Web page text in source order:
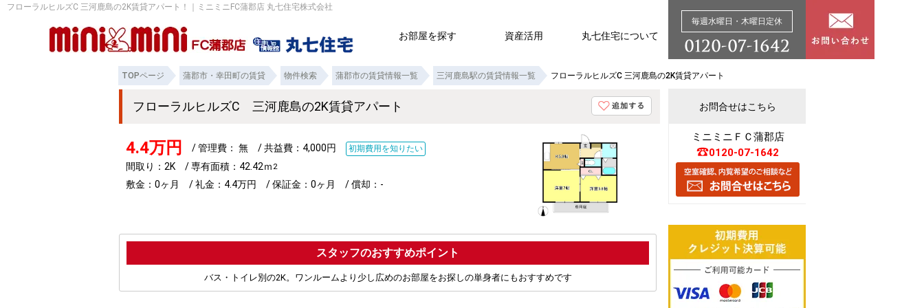
フローラルヒルズC 三河鹿島の2K賃貸アパート！｜ミニミニFC蒲郡店 丸七住宅株式会社
お部屋を探す 資産活用 丸七住宅について
毎週水曜日・木曜日定休
TOPページ 蒲郡市・幸田町の賃貸 物件検索 蒲郡市の賃貸情報一覧 三河鹿島駅の賃貸情報一覧 フローラルヒルズC 三河鹿島の2K賃貸アパート
フローラルヒルズC 三河鹿島の2K賃貸アパート
4.4万円 / 管理費： 無 / 共益費：4,000円 初期費用を知りたい
間取り：2K / 専有面積：42.42ｍ 2
敷金：0ヶ月 / 礼金：4.4万円 / 保証金：0ヶ月 / 償却：-
ポイント
バス・トイレ別の2K。ワンルームより少し広めのお部屋をお探しの単身者にもおすすめです
お問合せはこちら
ミニミニＦＣ蒲郡店
0120-07-1642